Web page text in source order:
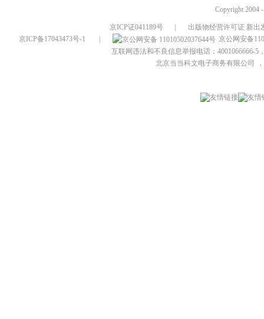
Copyright 2004
京ICP证041189号
出版物经营许可证 新出
京ICP备17043473号-1
京公网安备
互联网违法和不良信息举报电话：4001066666-5
北京当当科文电子商务有限公司